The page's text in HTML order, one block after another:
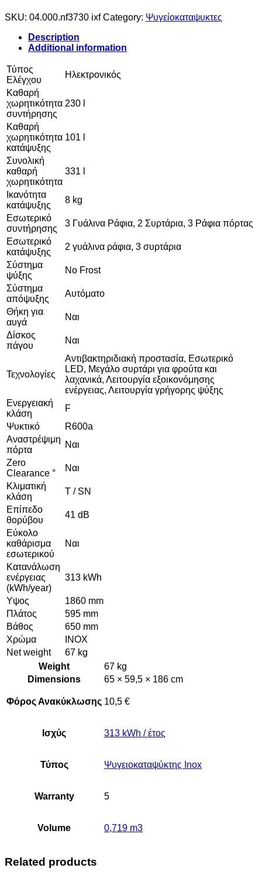
SKU: 04.000.nf3730 ixf Category: Ψυγείοκαταψυκτες
Description
Additional information
Τύπος
Ελέγχου
Ηλεκτρονικός
Καθαρή
χωρητικότητα
συντήρησης
230 l
Καθαρή
χωρητικότητα
κατάψυξης
101 l
Συνολική
καθαρή
χωρητικότητα
331 l
Ικανότητα
κατάψυξης
8 kg
Εσωτερικό
συντήρησης
3 Γυάλινα Ράφια, 2 Συρτάρια, 3 Ράφια πόρτας
Εσωτερικό
κατάψυξης
2 γυάλινα ράφια, 3 συρτάρια
Σύστημα
ψύξης
No Frost
Σύστημα
απόψυξης
Αυτόματο
Θήκη για
αυγά
Ναι
Δίσκος
πάγου
Ναι
Τεχνολογίες
Αντιβακτηριδιακή προστασία, Εσωτερικό
LED, Μεγάλο συρτάρι για φρούτα και
λαχανικά, Λειτουργία εξοικονόμησης
ενέργειας, Λειτουργία γρήγορης ψύξης
Ενεργειακή
κλάση
F
Ψυκτικό
R600a
Αναστρέψιμη
πόρτα
Ναι
Zero
Clearance °
Ναι
Κλιματική
κλάση
T / SN
Επίπεδο
θορύβου
41 dB
Εύκολο
καθάρισμα
εσωτερικού
Ναι
Κατανάλωση
ενέργειας
(kWh/year)
313 kWh
Υψος
1860 mm
Πλάτος
595 mm
Βάθος
650 mm
Χρώμα
INOX
Net weight
67 kg
Weight
67 kg
Dimensions
65 × 59,5 × 186 cm
Φόρος Ανακύκλωσης 10,5 €
Ισχύς 313 kWh / έτος
Τύπος Ψυγειοκαταψύκτης Inox
Warranty 5
Volume 0,719 m3
Related products